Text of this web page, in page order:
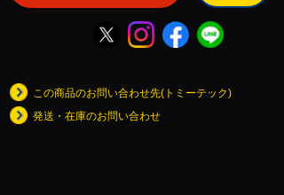
この商品のお問い合わせ先(トミーテック)
発送・在庫のお問い合わせ